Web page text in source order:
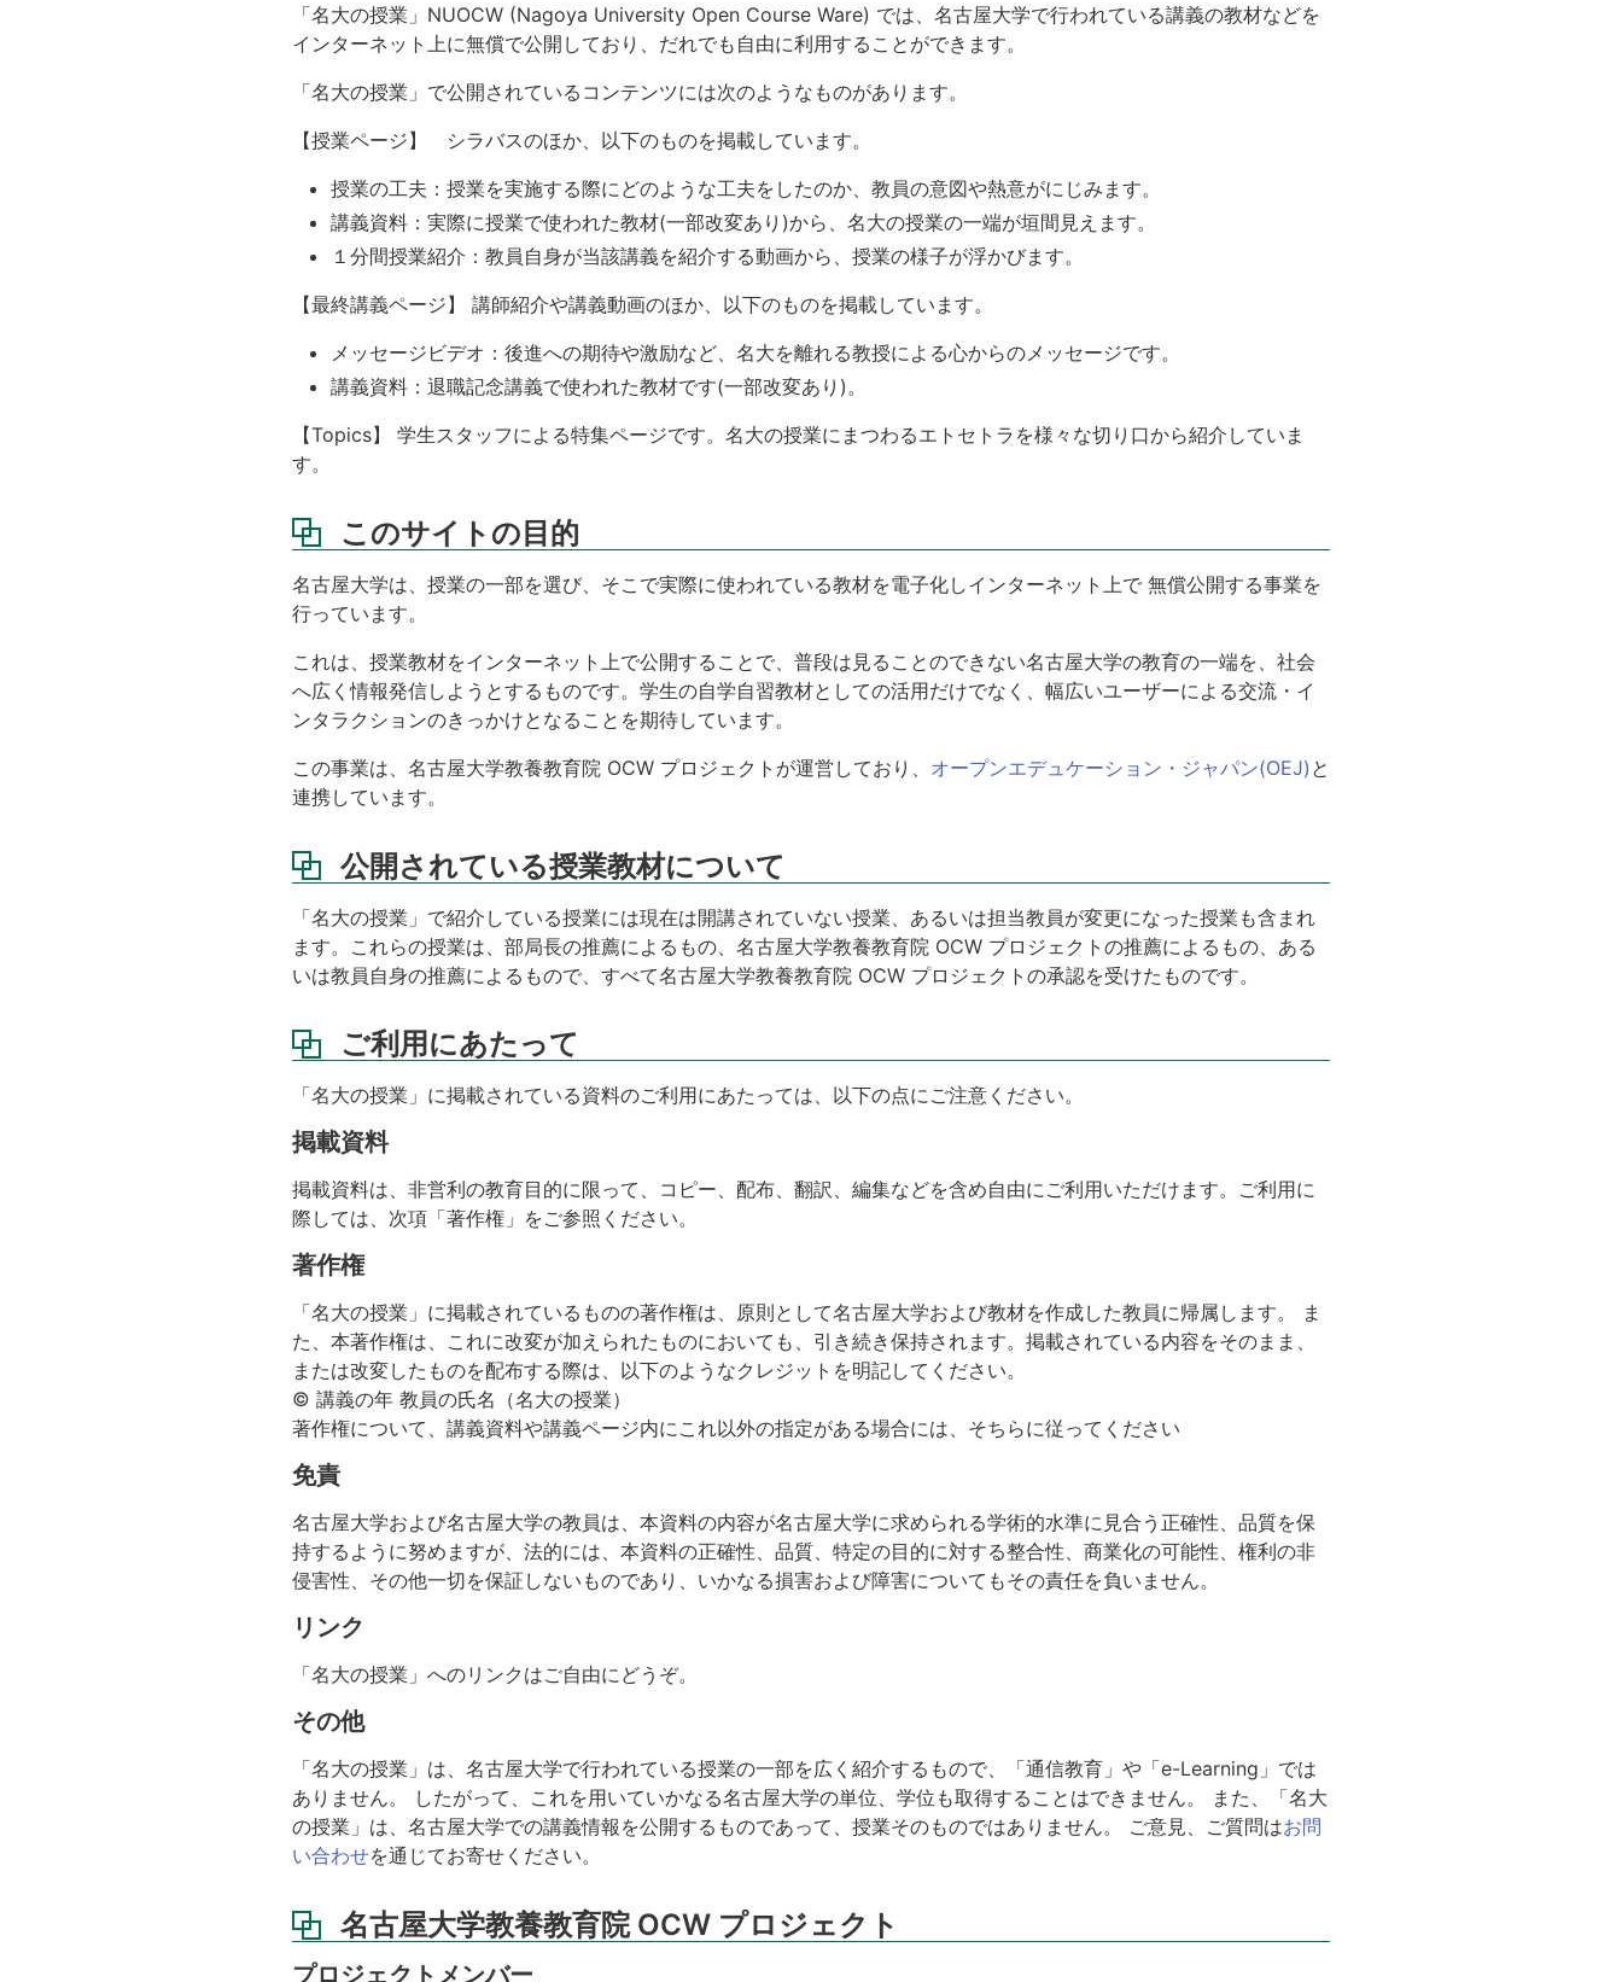
「名大の授業」NUOCW (Nagoya University Open Course Ware) では、名古屋大学で行われている講義の教材などを
インターネット上に無償で公開しており、だれでも自由に利用することができます。
「名大の授業」で公開されているコンテンツには次のようなものがあります。
【授業ページ】 シラバスのほか、以下のものを掲載しています。
授業の工夫：授業を実施する際にどのような工夫をしたのか、教員の意図や熱意がにじみます。
講義資料：実際に授業で使われた教材(一部改変あり)から、名大の授業の一端が垣間見えます。
１分間授業紹介：教員自身が当該講義を紹介する動画から、授業の様子が浮かびます。
【最終講義ページ】 講師紹介や講義動画のほか、以下のものを掲載しています。
メッセージビデオ：後進への期待や激励など、名大を離れる教授による心からのメッセージです。
講義資料：退職記念講義で使われた教材です(一部改変あり)。
【Topics】 学生スタッフによる特集ページです。名大の授業にまつわるエトセトラを様々な切り口から紹介していま
す。
このサイトの目的
名古屋大学は、授業の一部を選び、そこで実際に使われている教材を電子化しインターネット上で 無償公開する事業を
行っています。
これは、授業教材をインターネット上で公開することで、普段は見ることのできない名古屋大学の教育の一端を、社会
へ広く情報発信しようとするものです。学生の自学自習教材としての活用だけでなく、幅広いユーザーによる交流・イ
ンタラクションのきっかけとなることを期待しています。
この事業は、名古屋大学教養教育院 OCW プロジェクトが運営しており、 オープンエデュケーション・ジャパン(OEJ) と
連携しています。
公開されている授業教材について
「名大の授業」で紹介している授業には現在は開講されていない授業、あるいは担当教員が変更になった授業も含まれ
ます。これらの授業は、部局長の推薦によるもの、名古屋大学教養教育院 OCW プロジェクトの推薦によるもの、ある
いは教員自身の推薦によるもので、すべて名古屋大学教養教育院 OCW プロジェクトの承認を受けたものです。
ご利用にあたって
「名大の授業」に掲載されている資料のご利用にあたっては、以下の点にご注意ください。
掲載資料
掲載資料は、非営利の教育目的に限って、コピー、配布、翻訳、編集などを含め自由にご利用いただけます。ご利用に
際しては、次項「著作権」をご参照ください。
著作権
「名大の授業」に掲載されているものの著作権は、原則として名古屋大学および教材を作成した教員に帰属します。 ま
た、本著作権は、これに改変が加えられたものにおいても、引き続き保持されます。掲載されている内容をそのまま、
または改変したものを配布する際は、以下のようなクレジットを明記してください。
© 講義の年 教員の氏名（名大の授業）
著作権について、講義資料や講義ページ内にこれ以外の指定がある場合には、そちらに従ってください
免責
名古屋大学および名古屋大学の教員は、本資料の内容が名古屋大学に求められる学術的水準に見合う正確性、品質を保
持するように努めますが、法的には、本資料の正確性、品質、特定の目的に対する整合性、商業化の可能性、権利の非
侵害性、その他一切を保証しないものであり、いかなる損害および障害についてもその責任を負いません。
リンク
「名大の授業」へのリンクはご自由にどうぞ。
その他
「名大の授業」は、名古屋大学で行われている授業の一部を広く紹介するもので、「通信教育」や「e-Learning」では
ありません。 したがって、これを用いていかなる名古屋大学の単位、学位も取得することはできません。 また、「名大
の授業」は、名古屋大学での講義情報を公開するものであって、授業そのものではありません。 ご意見、ご質問はお問
い合わせを通じてお寄せください。
名古屋大学教養教育院 OCW プロジェクト
プロジェクトメンバー